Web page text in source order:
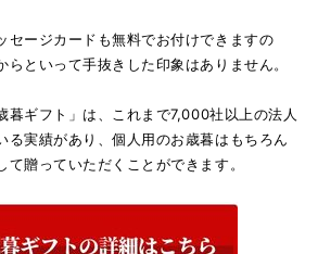
セージカードも無料でお付けできますの
といって手抜きした印象はありません。
暮ギフト」は、これまで7,000社以上の法人
る実績があり、個人用のお歳暮はもちろん
て贈っていただくことができます。